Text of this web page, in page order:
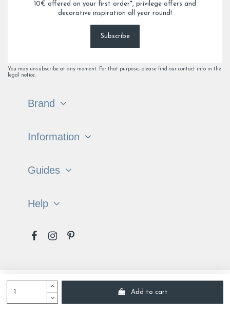
Add to cart
10€ offered on your first order*, privilege offers and
decorative inspiration all year round!
Subscribe
You may unsubscribe at any moment. For that purpose, please find our contact info in the
legal notice.
Brand
Information
Guides
Help